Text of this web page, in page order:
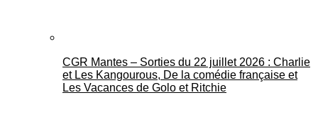
CGR Mantes – Sorties du 22 juillet 2026 : Charlie
et Les Kangourous, De la comédie française et
Les Vacances de Golo et Ritchie